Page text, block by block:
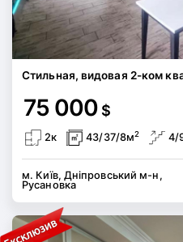
Стильная, видовая 2-ком
75 000 $
2к 43/37/8м2 4/
м. Київ, Дніпровський м-н,
Русановка